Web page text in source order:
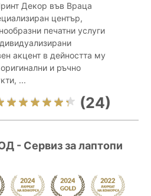
Декор във Враца
център,
печатни услуги
акцент в дейността му
и ръчно
...
(24)
- Сервиз за лаптопи